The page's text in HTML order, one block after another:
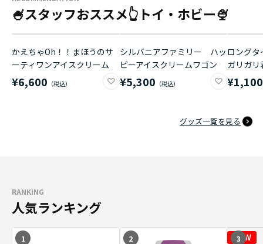
🍧スタッフおススメ👆トイ・ホビー🍨
かえちゃOh！！まほうのサ
ーティワンアイスクリーム
¥6,600
シルバニアファミリー ハッ
ピーアイスクリームワゴン
¥5,300
ロング
ガリガ
¥1,100
グッズ一覧を見る
RANKING
人気ランキング
1 2 3